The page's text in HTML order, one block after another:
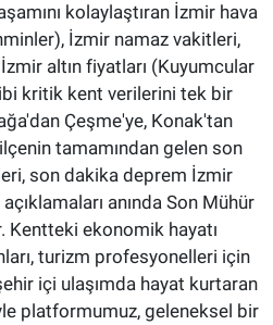
kolaylaştıran İzmir hava
İzmir namaz vakitleri,
altın fiyatları (Kuyumcular
kritik kent verilerini tek bir
Çeşme'ye, Konak'tan
tamamından gelen son
son dakika deprem İzmir
anında Son Mühür
Kentteki ekonomik hayatı
turizm profesyonelleri için
içi ulaşımda hayat kurtaran
platformumuz, geleneksel bir